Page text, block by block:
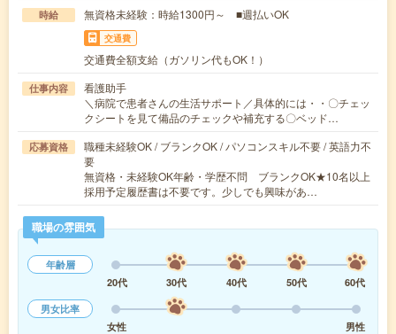
時給 無資格未経験：時給1300円～ ■週払いOK
交通費
交通費全額支給（ガソリン代もOK！）
仕事内容
看護助手
＼病院で患者さんの生活サポート／具体的には・・〇チェッ
クシートを見て備品のチェックや補充する〇ベッド…
応募資格
職種未経験OK / ブランクOK / パソコンスキル不要 / 英語力不
要
無資格・未経験OK年齢・学歴不問 ブランクOK★10名以上
採用予定履歴書は不要です。少しでも興味があ…
職場の雰囲気
年齢層
20代
30代 40代 50代
60代
男女比率
女性
男性